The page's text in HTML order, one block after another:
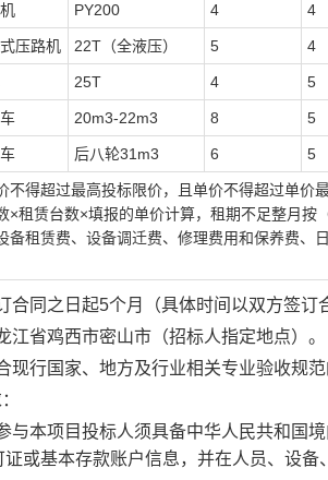
PY200 4 4
压路机 22T（全液压） 5 4
25T 4 5
20m3-22m3 8 5
后八轮31m3 6 5
得超过最高投标限价，且单价不得超过单价
×租赁台数×填报的单价计算，租期不足整月按
租赁费、设备调迁费、修理费用和保养费、
合同之日起5个月（具体时间以双方签订
江省鸡西市密山市（招标人指定地点）。
现行国家、地方及行业相关专业验收规
与本项目投标人须具备中华人民共和国
或基本存款账户信息，并在人员、设